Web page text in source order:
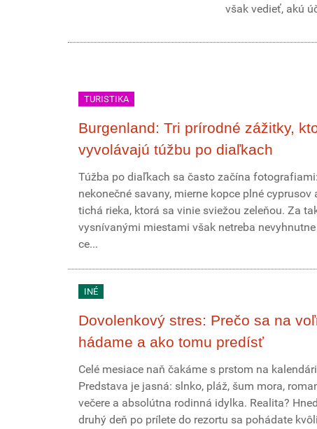
však vedieť, akú
TURISTIKA
Burgenland: Tri prírodné zážitky,
vyvolávajú túžbu po diaľkach
Túžba po diaľkach sa často začína fotografiami:
nekonečné savany, mierne kopce plné cyprusov
tichá rieka, ktorá sa vinie sviežou zeleňou. Za
vysnívanými miestami však netreba
ce...
INÉ
Dovolenkový stres: Prečo sa na
hádame a ako tomu predísť
Celé mesiace naň čakáme s prstom na
Predstava je jasná: slnko, pláž, šum mora,
večere a absolútna rodinná idylka. Realita?
druhý deň po prílete do rezortu sa pohádate